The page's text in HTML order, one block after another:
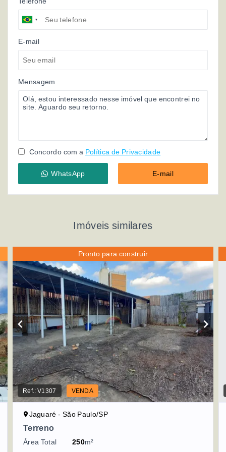
E-mail
Mensagem
Concordo com a Política de Privacidade
WhatsApp E-mail
Imóveis similares
Pronto para construir
Ref.:V1307 VENDA
Jaguaré - São Paulo/SP
Terreno
Área Total 250m²